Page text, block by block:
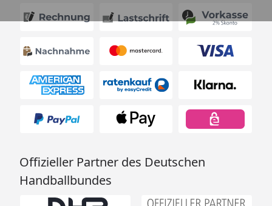
Offizieller Partner des Deutschen
Handballbundes